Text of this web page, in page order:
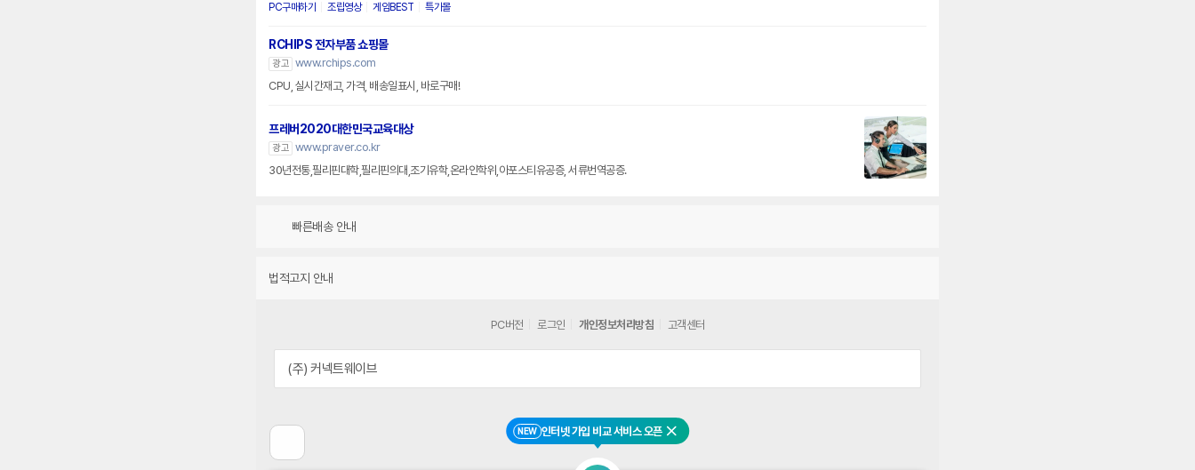
NEW 인터넷 가입 비교 서비스 오픈 닫기
PC구매하기 조립영상 게임BEST 특가몰
RCHIPS 전자부품 쇼핑몰
광고 www.rchips.com
CPU, 실시간재고, 가격, 배송일표시, 바로구매!
프레버2020대한민국교육대상
광고 www.praver.co.kr
30년전통,필리핀대학,필리핀의대,조기유학,온라인학위,아포스티유공증, 서류번역공증.
빠른배송 안내
법적고지 안내
전
PC버전 로그인 개인정보처리방침 고객센터
(주) 커넥트웨이브